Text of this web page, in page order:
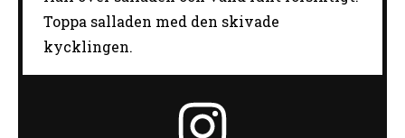
Toppa salladen med den skivade
kycklingen.